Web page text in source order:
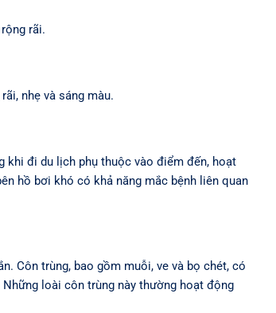
rãi.
nhẹ và sáng màu.
khi đi du lịch phụ thuộc vào điểm đến, hoạt
hồ bơi khó có khả năng mắc bệnh liên quan
Côn trùng, bao gồm muỗi, ve và bọ chét, có
loài côn trùng này thường hoạt động